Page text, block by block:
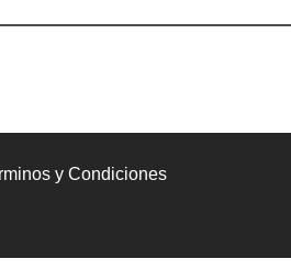
y Condiciones